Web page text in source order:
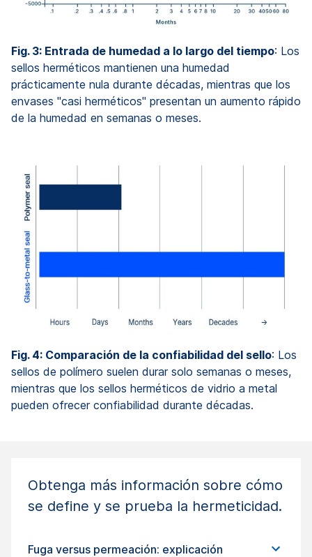
Fig. 3: Entrada de humedad a lo largo del tiempo: Los
sellos herméticos mantienen una humedad
prácticamente nula durante décadas, mientras que los
envases "casi herméticos" presentan un aumento rápido
de la humedad en semanas o meses.
Fig. 4: Comparación de la confiabilidad del sello: Los
sellos de polímero suelen durar solo semanas o meses,
mientras que los sellos herméticos de vidrio a metal
pueden ofrecer confiabilidad durante décadas.
Obtenga más información sobre cómo
se define y se prueba la hermeticidad.
Fuga versus permeación: explicación